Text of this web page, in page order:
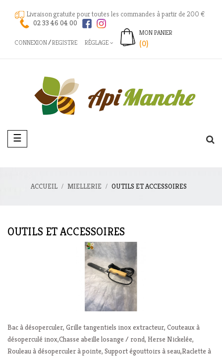
Livraison gratuite pour toutes les commandes à partir de 200 €
02 33 46 04 00
CONNEXION REGISTRE RÉGLAGE
MON PANIER
(0)
Basculer
la
☰
ACCUEIL MIELLERIE OUTILS ET ACCESSOIRES
OUTILS ET ACCESSOIRES
Bac à désoperculer, Grille tangentiels inox extracteur, Couteaux à
désoperculé inox,Chasse abeille losange / rond, Herse Nickelée,
Rouleau à désoperculer à pointe, Support égouttoirs à seau,Raclette à